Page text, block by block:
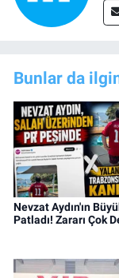
Bunlar da
Nevzat Aydın'ın
Patladı! Zararı Çok